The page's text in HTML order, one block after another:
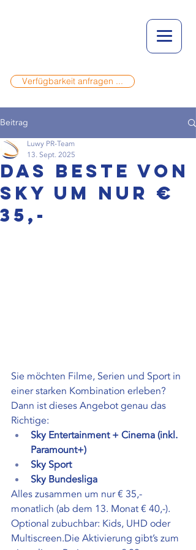
Verfügbarkeit anfragen ...
Beitrag
Das Beste von
Sky um nur €
35,-
Luwy PR-Team
13. Sept. 2025
Sie möchten Filme, Serien und Sport in
einer starken Kombination erleben?
Dann ist dieses Angebot genau das
Richtige:
Sky Entertainment + Cinema (inkl.
Paramount+)
Sky Sport
Sky Bundesliga
Alles zusammen um nur € 35,-
monatlich (ab dem 13. Monat € 40,-).
Optional zubuchbar: Kids, UHD oder
Multiscreen.Die Aktivierung gibt’s zum